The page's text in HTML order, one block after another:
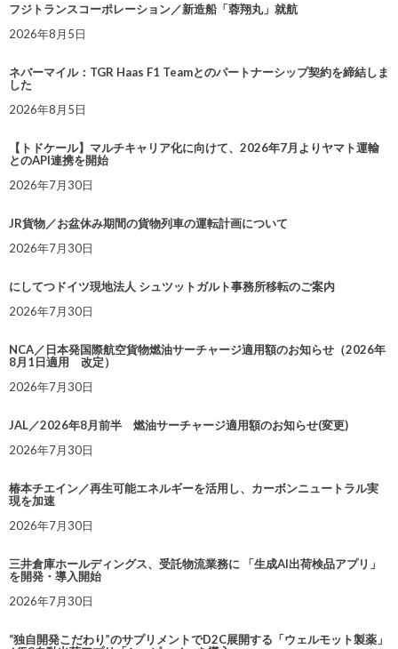
フジトランスコーポレーション／新造船「蓉翔丸」就航
2026年8月5日
ネバーマイル：TGR Haas F1 Teamとのパートナーシップ契約を締結しま
した
2026年8月5日
【トドケール】マルチキャリア化に向けて、2026年7月よりヤマト運輸
とのAPI連携を開始
2026年7月30日
JR貨物／お盆休み期間の貨物列車の運転計画について
2026年7月30日
にしてつドイツ現地法人 シュツットガルト事務所移転のご案内
2026年7月30日
NCA／日本発国際航空貨物燃油サーチャージ適用額のお知らせ（2026年
8月1日適用 改定）
2026年7月30日
JAL／2026年8月前半 燃油サーチャージ適用額のお知らせ(変更)
2026年7月30日
椿本チエイン／再生可能エネルギーを活用し、カーボンニュートラル実
現を加速
2026年7月30日
三井倉庫ホールディングス、受託物流業務に 「生成AI出荷検品アプリ」
を開発・導入開始
2026年7月30日
“独自開発こだわり”のサプリメントでD2C展開する「ウェルモット製薬」